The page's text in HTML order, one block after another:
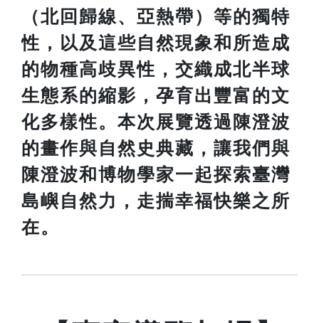
（北回歸線、亞熱帶）等的獨特
性，以及這些自然現象和所造成
的物種高歧異性，交織成北半球
生態系的縮影，孕育出豐富的文
化多樣性。本次展覽透過陳澄波
的畫作與自然史典藏，讓我們與
陳澄波和博物學家一起探索臺灣
島嶼自然力，走揣幸福快樂之所
在。